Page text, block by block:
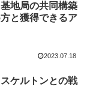
地局の共同構築
と獲得できるア
2023.07.18
ケルトンとの戦